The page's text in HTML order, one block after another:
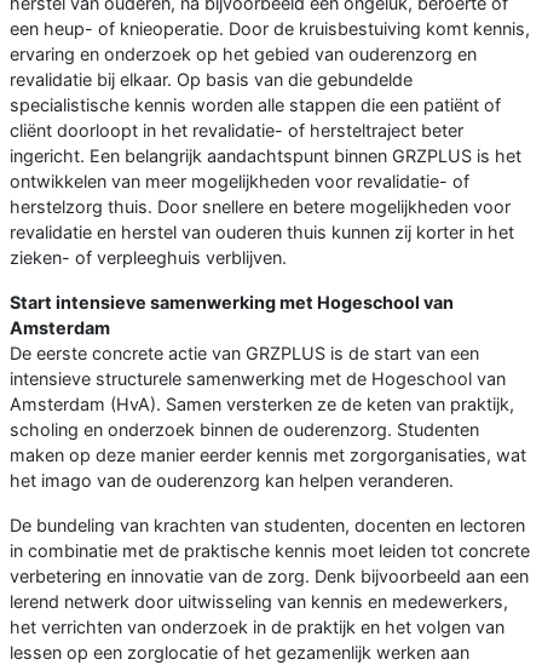
een heup- of knieoperatie. Door de kruisbestuiving komt kennis,
ervaring en onderzoek op het gebied van ouderenzorg en
revalidatie bij elkaar. Op basis van die gebundelde
specialistische kennis worden alle stappen die een patiënt of
cliënt doorloopt in het revalidatie- of hersteltraject beter
ingericht. Een belangrijk aandachtspunt binnen GRZPLUS is het
ontwikkelen van meer mogelijkheden voor revalidatie- of
herstelzorg thuis. Door snellere en betere mogelijkheden voor
revalidatie en herstel van ouderen thuis kunnen zij korter in het
zieken- of verpleeghuis verblijven.
Start intensieve samenwerking met Hogeschool van
Amsterdam
De eerste concrete actie van GRZPLUS is de start van een
intensieve structurele samenwerking met de Hogeschool van
Amsterdam (HvA). Samen versterken ze de keten van praktijk,
scholing en onderzoek binnen de ouderenzorg. Studenten
maken op deze manier eerder kennis met zorgorganisaties, wat
het imago van de ouderenzorg kan helpen veranderen.
De bundeling van krachten van studenten, docenten en lectoren
in combinatie met de praktische kennis moet leiden tot concrete
verbetering en innovatie van de zorg. Denk bijvoorbeeld aan een
lerend netwerk door uitwisseling van kennis en medewerkers,
het verrichten van onderzoek in de praktijk en het volgen van
lessen op een zorglocatie of het gezamenlijk werken aan